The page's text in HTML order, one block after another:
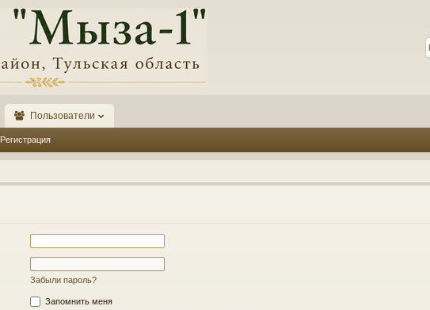
Пользователи
Регистрация
Забыли пароль?
Запомнить меня